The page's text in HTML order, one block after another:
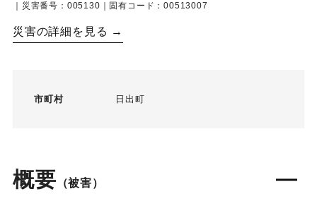
｜災害番号：005130｜固有コード：00513007
災害の詳細を見る →
市町村 日出町
概要 （被害）